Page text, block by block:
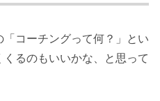
コーチングって何？」とい
るのもいいかな、と思って